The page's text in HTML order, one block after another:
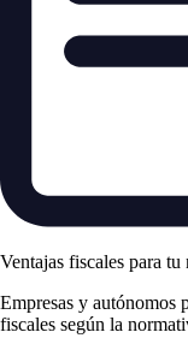
Ventajas fiscales para tu
Empresas y autónomos
fiscales según la